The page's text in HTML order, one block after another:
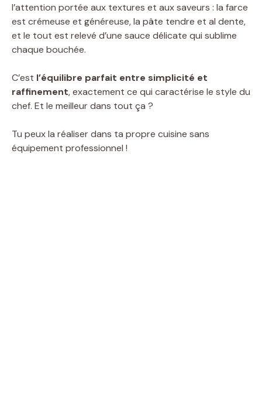
l’attention portée aux textures et aux saveurs : la farce
est crémeuse et généreuse, la pâte tendre et al dente,
et le tout est relevé d’une sauce délicate qui sublime
chaque bouchée.
C’est l’équilibre parfait entre simplicité et
raffinement, exactement ce qui caractérise le style du
chef. Et le meilleur dans tout ça ?
Tu peux la réaliser dans ta propre cuisine sans
équipement professionnel !